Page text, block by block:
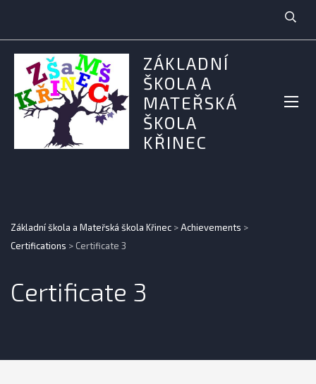
ZÁKLADNÍ
ŠKOLA A
MATEŘSKÁ
ŠKOLA
KŘINEC
Základní škola a Mateřská škola Křinec >Achievements >
Certifications > Certificate 3
Certificate 3